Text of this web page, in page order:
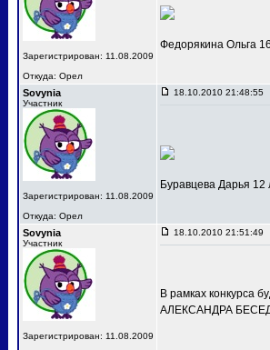
Зарегистрирован: 11.08.2009
Откуда: Орел
Федорякина Ольга
Sovynia
Участник
Зарегистрирован: 11.08.2009
Откуда: Орел
18.10.2010 21:48:55
Буравцева Дарья 12
Sovynia
Участник
Зарегистрирован: 11.08.2009
18.10.2010 21:51:49
В рамках конкурса
АЛЕКСАНДРА